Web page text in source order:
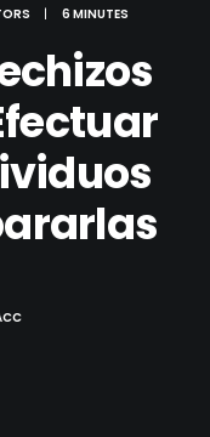
| 6 MINUTES